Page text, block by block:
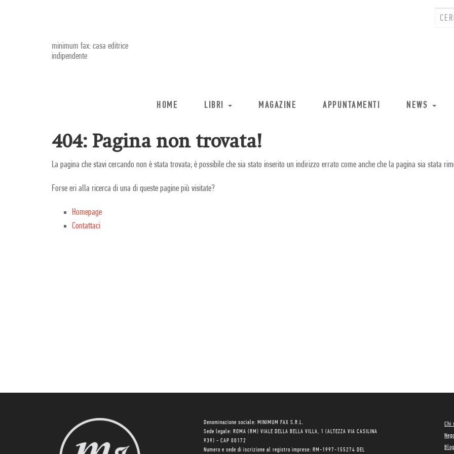
minimum fax: casa editrice
indipendente
HOME LIBRI MAGAZINE APPUNTAMENTI NEWS
404: Pagina non trovata!
La pagina che stavi cercando non è stata trovata; è possibile che sia stato inserito un indirizzo errato come anche che la pagina sia stata
Forse eri alla ricerca di una di queste pagine più visitate?
Homepage
Contattaci
Denominazione sociale: MINIMUM FAX S.R.L.
Sede legale: ROMA (RM) VIALE DELLA BELLA VILLA, 1 (ALTEZZA VIA CASILINA
939) - CAP 00172
Numero e sede di iscrizione al registro imprese: RM-1997-155274 DEL
Chi